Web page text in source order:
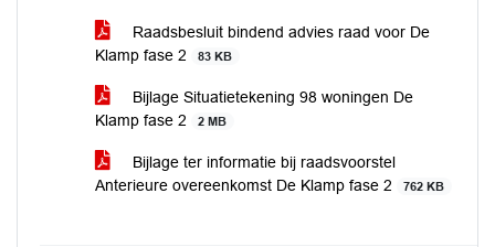
Raadsbesluit bindend advies raad voor De
Klamp fase 2
83 KB
Bijlage Situatietekening 98 woningen De
Klamp fase 2
2 MB
Bijlage ter informatie bij raadsvoorstel
Anterieure overeenkomst De Klamp fase 2
762 KB